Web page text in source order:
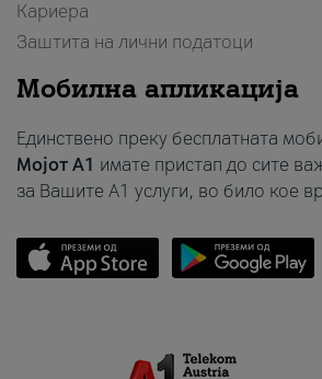
Кариера
Заштита на лични податоци
Мобилна апликација
Единствено преку бесплатната
Мојот A1 имате пристап до сите
за Вашите A1 услуги, во било кое